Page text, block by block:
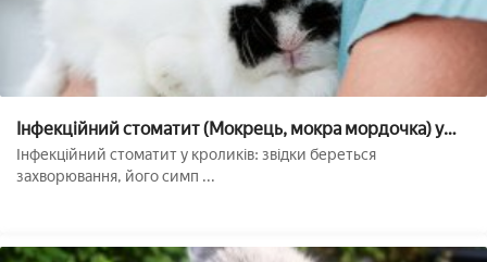
Інфекційний стоматит (Мокрець, мокра мордочка) у
кроликів: причини, симптоми і лікування
Інфекційний стоматит у кроликів: звідки береться
захворювання, його симп ...